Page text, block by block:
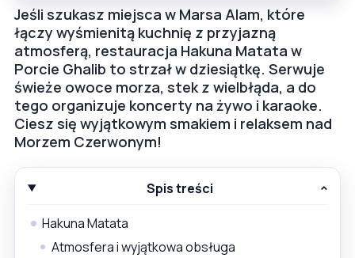
Jeśli szukasz miejsca w Marsa Alam, które
łączy wyśmienitą kuchnię z przyjazną
atmosferą, restauracja Hakuna Matata w
Porcie Ghalib to strzał w dziesiątkę. Serwuje
świeże owoce morza, stek z wielbłąda, a do
tego organizuje koncerty na żywo i karaoke.
Ciesz się wyjątkowym smakiem i relaksem nad
Morzem Czerwonym!
Spis treści
Hakuna Matata
Atmosfera i wyjątkowa obsługa